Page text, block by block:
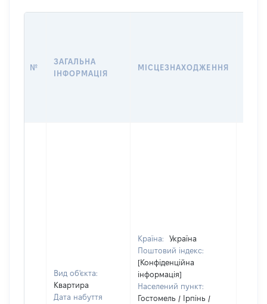
№
ЗАГАЛЬНА
ІНФОРМАЦІЯ
МІСЦЕЗНАХОДЖЕННЯ
Вид об'єкта:
Квартира
Дата набуття
Країна:
Україна
Поштовий індекс:
[Конфіденційна
інформація]
Населений пункт:
Гостомель / Ірпінь /